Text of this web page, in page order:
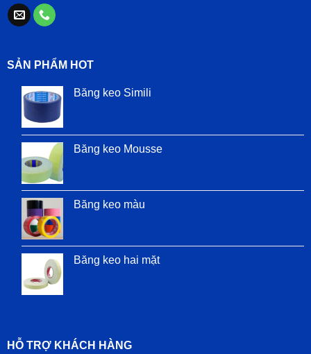
SẢN PHẨM HOT
Băng keo Simili
Băng keo Mousse
Băng keo màu
Băng keo hai mặt
HỖ TRỢ KHÁCH HÀNG